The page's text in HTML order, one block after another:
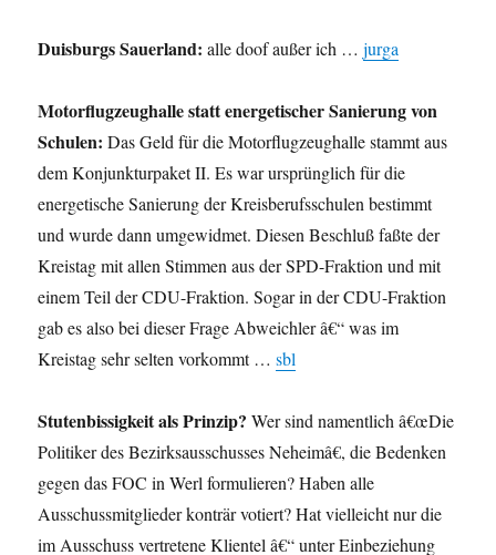
Duisburgs Sauerland: alle doof außer ich …jurga
Motorflugzeughalle statt energetischer Sanierung von
Schulen: Das Geld für die Motorflugzeughalle stammt aus
dem Konjunkturpaket II. Es war ursprünglich für die
energetische Sanierung der Kreisberufsschulen bestimmt
und wurde dann umgewidmet. Diesen Beschluß faßte der
Kreistag mit allen Stimmen aus der SPD-Fraktion und mit
einem Teil der CDU-Fraktion. Sogar in der CDU-Fraktion
gab es also bei dieser Frage Abweichler â€“ was im
Kreistag sehr selten vorkommt …sbl
Stutenbissigkeit als Prinzip? Wer sind namentlich â€œDie
Politiker des Bezirksausschusses Neheimâ€, die Bedenken
gegen das FOC in Werl formulieren? Haben alle
Ausschussmitglieder konträr votiert? Hat vielleicht nur die
im Ausschuss vertretene Klientel â€“ unter Einbeziehung